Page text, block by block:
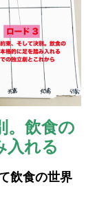
。飲食の
入れる
飲食の世界